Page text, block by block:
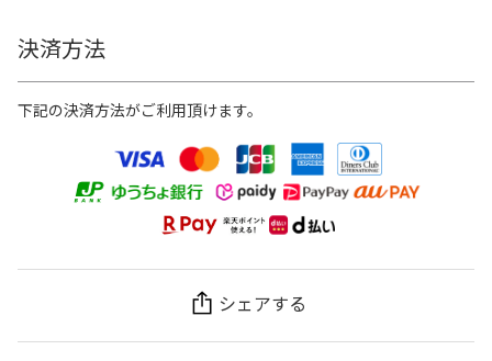
決済方法
下記の決済方法がご利用頂けます。
シェアする